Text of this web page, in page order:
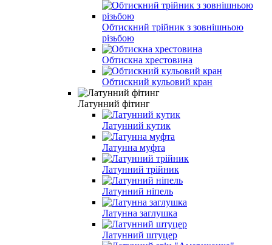
Обтискний трійник з зовнішньою
різьбою
Обтискна хрестовина
Обтискний кульовий кран
Латунний фітинг
Латунний кутик
Латунна муфта
Латунний трійник
Латунний ніпель
Латунна заглушка
Латунний штуцер